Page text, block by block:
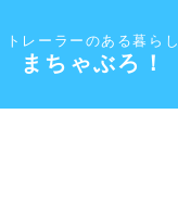
トレーラーのある暮らし
まちゃぶろ！